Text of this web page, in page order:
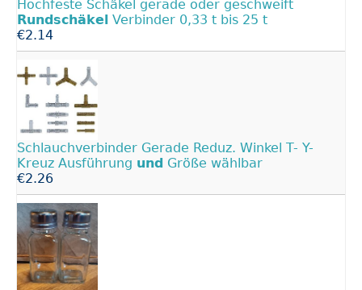
Hochfeste Schäkel gerade oder geschweift
Rundschäkel Verbinder 0,33 t bis 25 t
€2.14
Schlauchverbinder Gerade Reduz. Winkel T- Y-
Kreuz Ausführung und Größe wählbar
€2.26